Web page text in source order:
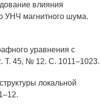
влияния
УНЧ магнитного шума.
уравнения с
Т. 45, № 12. С. 1011–1023.
локальной